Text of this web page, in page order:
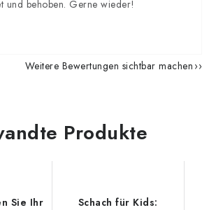
und behoben. Gerne wieder!
Weitere Bewertungen sichtbar machen
Produkte
Sie Ihr
Schach für Kids: